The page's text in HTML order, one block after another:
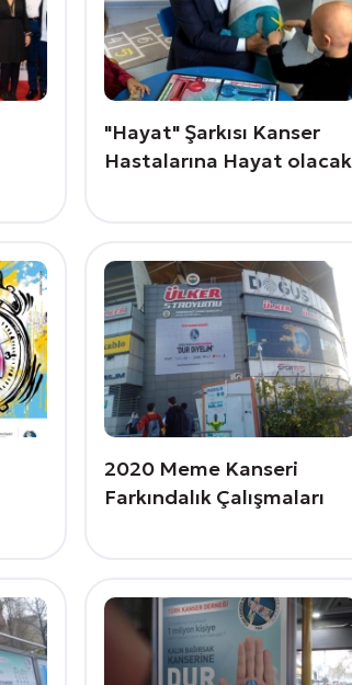
"Hayat" Şarkısı Kanser
Hastalarına Hayat olacak
2020 Meme Kanseri
Farkındalık Çalışmaları